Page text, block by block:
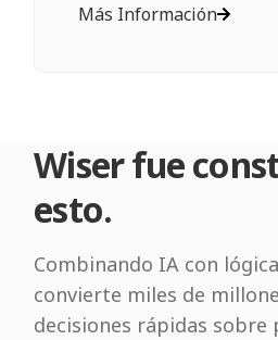
Más Información
Wiser fue
esto.
Combinando IA con
convierte miles de
decisiones rápidas sobre